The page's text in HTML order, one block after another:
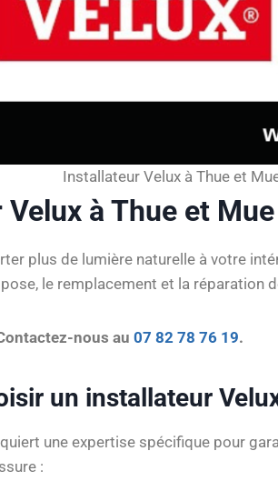
Installateur Velux à Thue et
à Thue et
plus de lumière naturelle à votre
le remplacement et la réparation
nous au 07 82 78 76 19.
un installateur
une expertise spécifique pour
: